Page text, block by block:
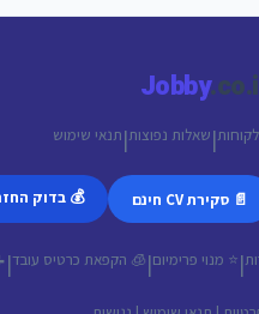
Jobby
|שאלות נפוצות|תנאי שימוש
📄 סקירת CV חינם 💰 בדוק
|⭐ מנוי פרימיום|🧊 הקפאת כרטיס עובד|